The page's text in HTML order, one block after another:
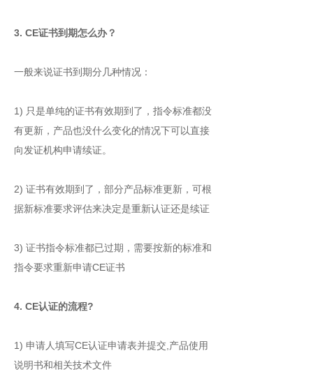
3. CE证书到期怎么办？
一般来说证书到期分几种情况：
1) 只是单纯的证书有效期到了，指令标准都没
有更新，产品也没什么变化的情况下可以直接
向发证机构申请续证。
2) 证书有效期到了，部分产品标准更新，可根
据新标准要求评估来决定是重新认证还是续证
3) 证书指令标准都已过期，需要按新的标准和
指令要求重新申请CE证书
4. CE认证的流程?
1) 申请人填写CE认证申请表并提交,产品使用
说明书和相关技术文件